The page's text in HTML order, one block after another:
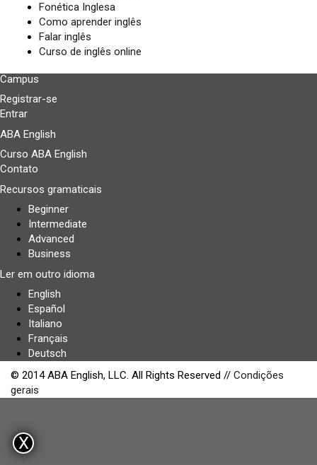
Fonética Inglesa
Como aprender inglês
Falar inglês
Curso de inglês online
Campus
Registrar-se
Entrar
ABA English
Curso ABA English
Contato
Recursos gramaticais
Beginner
Intermediate
Advanced
Business
Ler em outro idioma
English
Español
Italiano
Français
Deutsch
© 2014 ABA English, LLC. All Rights Reserved // Condições
gerais
X